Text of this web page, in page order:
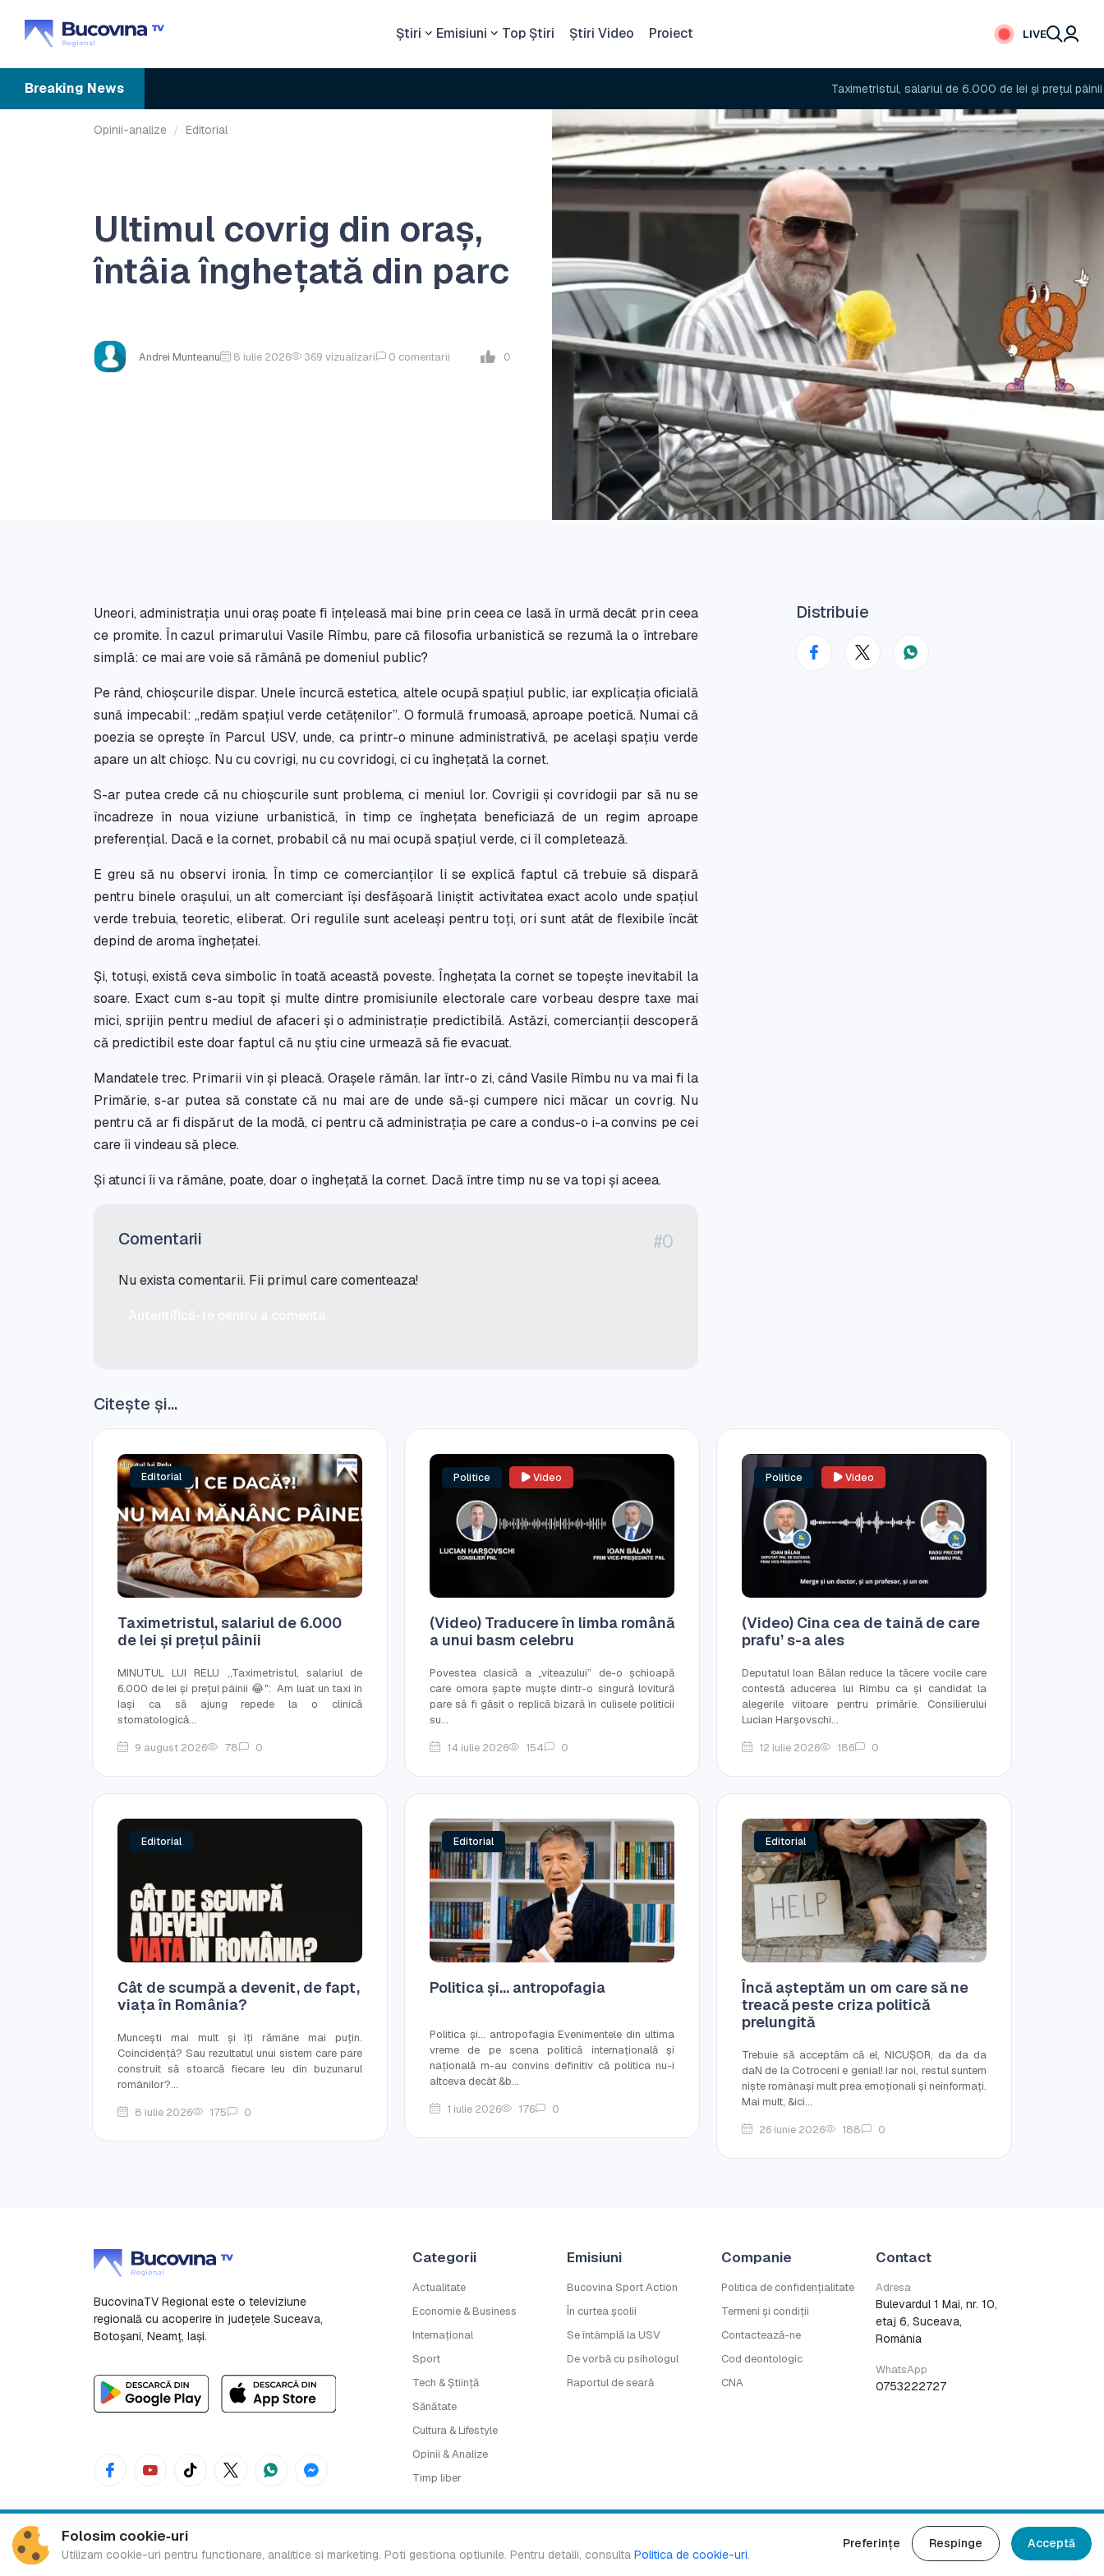
Știri Emisiuni Top Știri Știri Video Proiect LIVE
Breaking News Taximetristul, salariul de 6.000 de lei și prețul pâinii
Opinii-analize Editorial
Ultimul covrig din oraș,
întâia înghețată din parc
Andrei Munteanu 8 iulie 2026 369 vizualizari 0 comentarii 0
Uneori, administrația unui oraș poate fi înțeleasă mai bine prin ceea ce lasă în urmă decât prin ceea
ce promite. În cazul primarului Vasile Rîmbu, pare că filosofia urbanistică se rezumă la o întrebare
simplă: ce mai are voie să rămână pe domeniul public?
Pe rând, chioșcurile dispar. Unele încurcă estetica, altele ocupă spațiul public, iar explicația oficială
sună impecabil: „redăm spațiul verde cetățenilor”. O formulă frumoasă, aproape poetică. Numai că
poezia se oprește în Parcul USV, unde, ca printr-o minune administrativă, pe același spațiu verde
apare un alt chioșc. Nu cu covrigi, nu cu covridogi, ci cu înghețată la cornet.
S-ar putea crede că nu chioșcurile sunt problema, ci meniul lor. Covrigii și covridogii par să nu se
încadreze în noua viziune urbanistică, în timp ce înghețata beneficiază de un regim aproape
preferențial. Dacă e la cornet, probabil că nu mai ocupă spațiul verde, ci îl completează.
E greu să nu observi ironia. În timp ce comercianților li se explică faptul că trebuie să dispară
pentru binele orașului, un alt comerciant își desfășoară liniștit activitatea exact acolo unde spațiul
verde trebuia, teoretic, eliberat. Ori regulile sunt aceleași pentru toți, ori sunt atât de flexibile încât
depind de aroma înghețatei.
Și, totuși, există ceva simbolic în toată această poveste. Înghețata la cornet se topește inevitabil la
soare. Exact cum s-au topit și multe dintre promisiunile electorale care vorbeau despre taxe mai
mici, sprijin pentru mediul de afaceri și o administrație predictibilă. Astăzi, comercianții descoperă
că predictibil este doar faptul că nu știu cine urmează să fie evacuat.
Mandatele trec. Primarii vin și pleacă. Orașele rămân. Iar într-o zi, când Vasile Rîmbu nu va mai fi la
Primărie, s-ar putea să constate că nu mai are de unde să-și cumpere nici măcar un covrig. Nu
pentru că ar fi dispărut de la modă, ci pentru că administrația pe care a condus-o i-a convins pe cei
care îi vindeau să plece.
Și atunci îi va rămâne, poate, doar o înghețată la cornet. Dacă între timp nu se va topi și aceea.
Comentarii #0
Nu exista comentarii. Fii primul care comenteaza!
Distribuie
Citește și...
Editorial
Taximetristul, salariul de 6.000
de lei și prețul pâinii
MINUTUL LUI RELU ,,Taximetristul, salariul de
6.000 de lei și prețul pâinii 😂": Am luat un taxi în
Iași ca să ajung repede la o clinică
stomatologică...
9 august 2026
78 0
Politice Video
(Video) Traducere în limba română
a unui basm celebru
Povestea clasică a „viteazului” de-o șchioapă
care omora șapte muște dintr-o singură lovitură
pare să fi găsit o replică bizară în culisele politicii
su...
14 iulie 2026
154 0
Politice Video
(Video) Cina cea de taină de care
prafu’ s-a ales
Deputatul Ioan Bălan reduce la tăcere vocile care
contestă aducerea lui Rîmbu ca și candidat la
alegerile viitoare pentru primărie. Consilierului
Lucian Harșovschi...
12 iulie 2026
186 0
Editorial
Cât de scumpă a devenit, de fapt,
viața în România?
Muncești mai mult și îți rămâne mai puțin.
Coincidență? Sau rezultatul unui sistem care pare
construit să stoarcă fiecare leu din buzunarul
românilor?...
8 iulie 2026
175 0
Editorial
Politica și... antropofagia
Politica și... antropofagia Evenimentele din ultima
vreme de pe scena politică internațională și
națională m-au convins definitiv că politica nu-i
altceva decât &b...
1 iulie 2026
176 0
Editorial
Încă așteptăm un om care să ne
treacă peste criza politică
prelungită
Trebuie să acceptăm că el, NICUȘOR, da da da
daN de la Cotroceni e genial! Iar noi, restul suntem
niște românași mult prea emoționali și neinformați.
Mai mult, &ici...
26 iunie 2026
188 0
BucovinaTV Regional este o televiziune
regională cu acoperire în județele Suceava,
Botoşani, Neamț, Iași.
Categorii
Actualitate
Economie & Business
Internațional
Sport
Tech & Știință
Sănătate
Cultura & Lifestyle
Opinii & Analize
Timp liber
Emisiuni
Bucovina Sport Action
În curtea școlii
Se întâmplă la USV
De vorbă cu psihologul
Raportul de seară
Companie
Politica de confidențialitate
Termeni și condiții
Contactează-ne
Cod deontologic
CNA
Contact
Adresa
Bulevardul 1 Mai, nr. 10,
etaj 6, Suceava,
România
WhatsApp
0753222727
Design & Development:Ace of Pixels.
Folosim cookie‑uri
Utilizam cookie-uri pentru functionare, analitice si marketing. Poti gestiona optiunile. Pentru detalii, consulta Politica de cookie-uri.
Preferințe Respinge Acceptă